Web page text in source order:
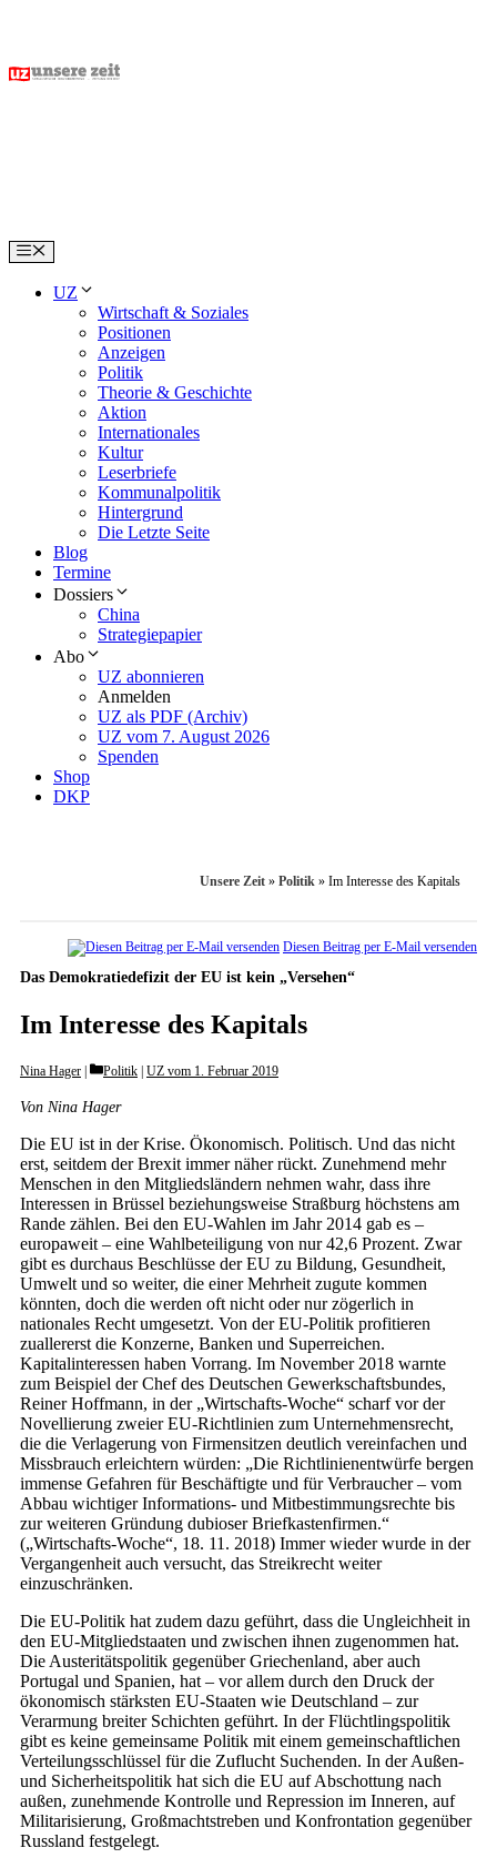
content
Menu
UZ
Wirtschaft & Soziales
Positionen
Anzeigen
Politik
Theorie & Geschichte
Aktion
Internationales
Kultur
Leserbriefe
Kommunalpolitik
Hintergrund
Die Letzte Seite
Blog
Termine
Dossiers
China
Strategiepapier
Abo
UZ abonnieren
Anmelden
UZ als PDF (Archiv)
UZ vom 7. August 2026
Spenden
Shop
DKP
Unsere Zeit » Politik » Im Interesse des Kapitals
Diesen Beitrag per E-Mail versenden
Das Demokratiedefizit der EU ist kein „Versehen“
Im Interesse des Kapitals
Nina Hager Categories
Politik UZ vom 1. Februar 2019
Von Nina Hager
Die EU ist in der Krise. Ökonomisch. Politisch. Und das nicht
erst, seitdem der Brexit immer näher rückt. Zunehmend mehr
Menschen in den Mitgliedsländern nehmen wahr, dass ihre
Interessen in Brüssel beziehungsweise Straßburg höchstens am
Rande zählen. Bei den EU-Wahlen im Jahr 2014 gab es –
europaweit – eine Wahlbeteiligung von nur 42,6 Prozent. Zwar
gibt es durchaus Beschlüsse der EU zu Bildung, Gesundheit,
Umwelt und so weiter, die einer Mehrheit zugute kommen
könnten, doch die werden oft nicht oder nur zögerlich in
nationales Recht umgesetzt. Von der EU-Politik profitieren
zuallererst die Konzerne, Banken und Superreichen.
Kapitalinteressen haben Vorrang. Im November 2018 warnte
zum Beispiel der Chef des Deutschen Gewerkschaftsbundes,
Reiner Hoffmann, in der „Wirtschafts-Woche“ scharf vor der
Novellierung zweier EU-Richtlinien zum Unternehmensrecht,
die die Verlagerung von Firmensitzen deutlich vereinfachen und
Missbrauch erleichtern würden: „Die Richtlinienentwürfe bergen
immense Gefahren für Beschäftigte und für Verbraucher – vom
Abbau wichtiger Informations- und Mitbestimmungsrechte bis
zur weiteren Gründung dubioser Briefkastenfirmen.“
(„Wirtschafts-Woche“, 18. 11. 2018) Immer wieder wurde in der
Vergangenheit auch versucht, das Streikrecht weiter
einzuschränken.
Die EU-Politik hat zudem dazu geführt, dass die Ungleichheit in
den EU-Mitgliedstaaten und zwischen ihnen zugenommen hat.
Die Austeritätspolitik gegenüber Griechenland, aber auch
Portugal und Spanien, hat – vor allem durch den Druck der
ökonomisch stärksten EU-Staaten wie Deutschland – zur
Verarmung breiter Schichten geführt. In der Flüchtlingspolitik
gibt es keine gemeinsame Politik mit einem gemeinschaftlichen
Verteilungsschlüssel für die Zuflucht Suchenden. In der Außen-
und Sicherheitspolitik hat sich die EU auf Abschottung nach
außen, zunehmende Kontrolle und Repression im Inneren, auf
Militarisierung, Großmachtstreben und Konfrontation gegenüber
Russland festgelegt.